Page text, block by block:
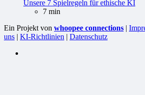
Unsere 7 Spielregeln für ethische KI
7 min
Ein Projekt von whoopee connections |
uns | KI-Richtlinien | Datenschutz